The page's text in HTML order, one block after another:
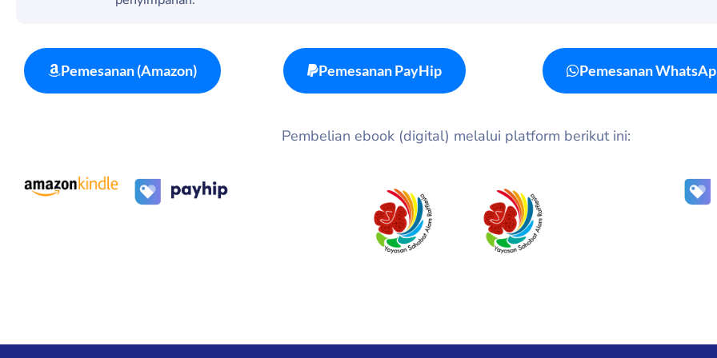
Pemesanan (Amazon) Pemesanan PayHip Pemesanan
Pembelian ebook (digital) melalui platform berikut ini: